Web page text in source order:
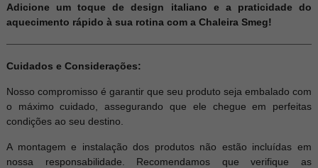
Adicione um toque de design italiano e a praticidade do
aquecimento rápido à sua rotina com a Chaleira Smeg!
Cuidados e Considerações:
Nosso compromisso é garantir que seu produto seja embalado com
o máximo cuidado, assegurando que ele chegue em perfeitas
condições ao seu destino.
A montagem e instalação dos produtos não estão incluídas em
nossa responsabilidade. Recomendamos que verifique as